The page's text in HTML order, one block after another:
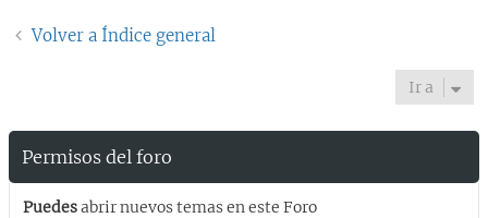
Volver a Índice general
Ir a
Permisos del foro
Puedesabrir nuevos temas en este Foro